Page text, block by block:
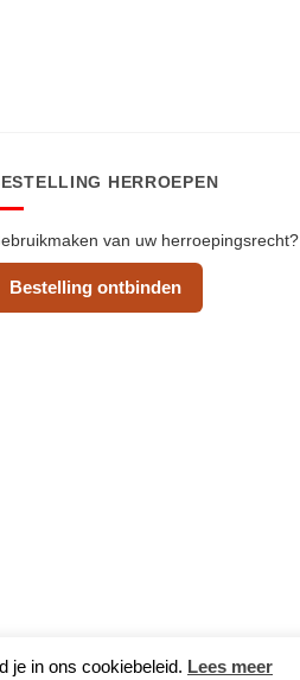
HERROEPEN
van uw herroepingsrecht?
Bestelling ontbinden
je in ons cookiebeleid. Lees meer